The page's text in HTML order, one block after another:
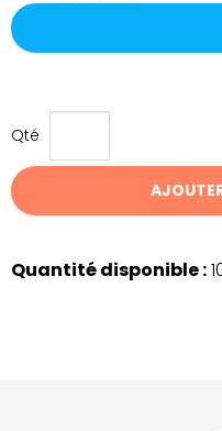
Qté
Quantité disponible :